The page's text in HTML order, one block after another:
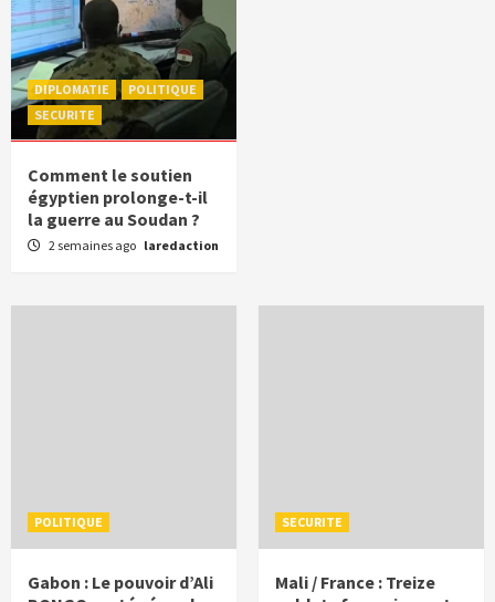
DIPLOMATIE
POLITIQUE
SECURITE
Comment le soutien
égyptien prolonge-t-il
la guerre au Soudan ?
2 semaines ago laredaction
POLITIQUE
Gabon : Le pouvoir d’Ali
SECURITE
Mali / France : Treize